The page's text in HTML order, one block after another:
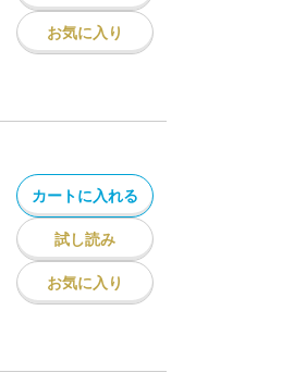
お気に入り
カートに入れる
試し読み
お気に入り